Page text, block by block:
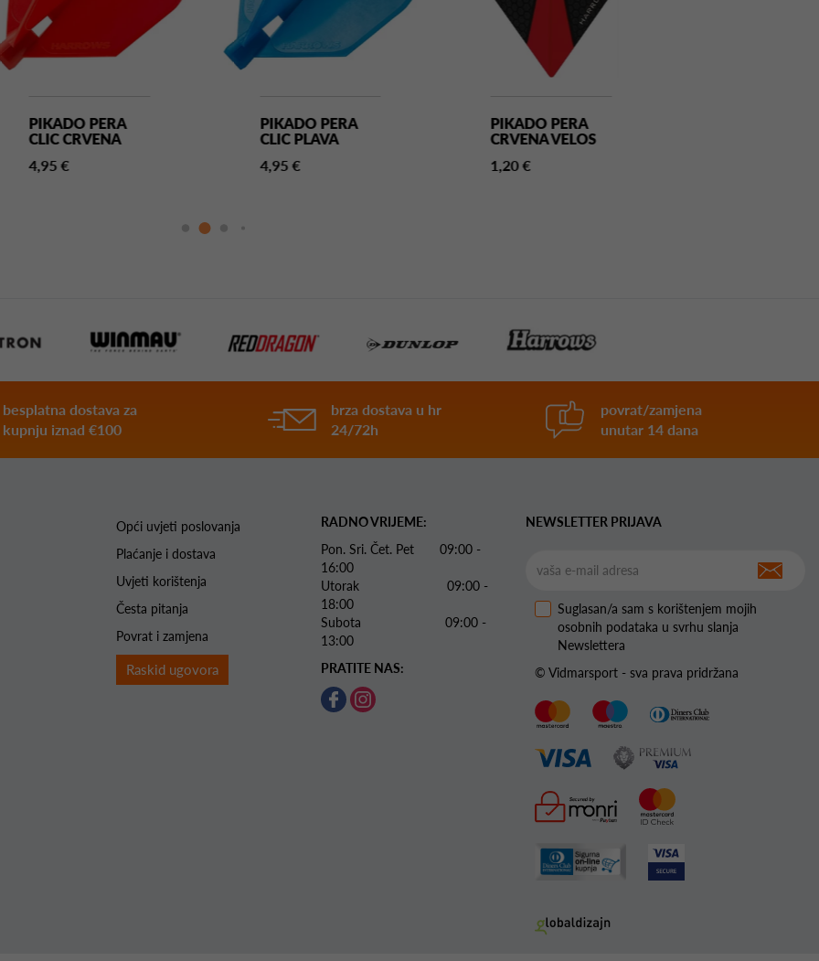
PIKADO PERA
CLIC CRVENA
4,95 €
PIKADO PERA
CLIC PLAVA
4,95 €
PIKADO PERA
CRVENA VELOS
1,20 €
besplatna dostava za
kupnju iznad €100
brza dostava u hr
24/72h
povrat/zamjena
unutar 14 dana
Opći uvjeti poslovanja
Plaćanje i dostava
Uvjeti korištenja
Česta pitanja
Povrat i zamjena
Raskid ugovora
RADNO VRIJEME:
Pon. Sri. Čet. Pet 09:00 -
16:00
Utorak 09:00 -
18:00
Subota 09:00 -
13:00
PRATITE NAS:
NEWSLETTER PRIJAVA
Suglasan/a sam s korištenjem mojih
osobnih podataka u svrhu slanja
Newslettera
© Vidmarsport - sva prava pridržana